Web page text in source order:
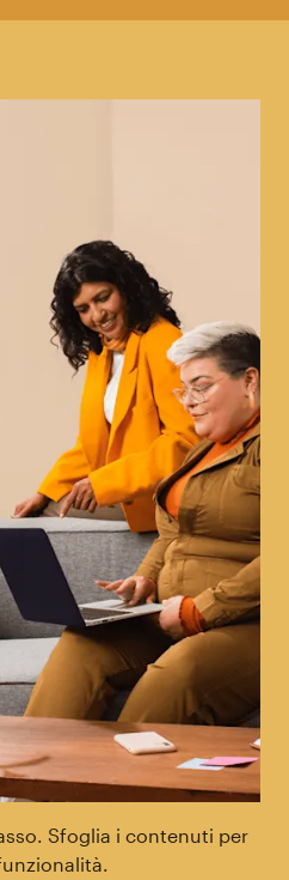
Sfoglia i contenuti per